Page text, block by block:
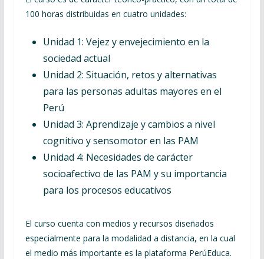
100 horas distribuidas en cuatro unidades:
Unidad 1: Vejez y envejecimiento en la
sociedad actual
Unidad 2: Situación, retos y alternativas
para las personas adultas mayores en el
Perú
Unidad 3: Aprendizaje y cambios a nivel
cognitivo y sensomotor en las PAM
Unidad 4: Necesidades de carácter
socioafectivo de las PAM y su importancia
para los procesos educativos
El curso cuenta con medios y recursos diseñados
especialmente para la modalidad a distancia, en la cual
el medio más importante es la plataforma PerúEduca.